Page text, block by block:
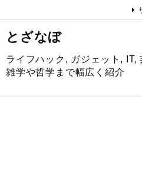
とざなぼ
ライフハック, ガジェット, IT,
雑学や哲学まで幅広く紹介